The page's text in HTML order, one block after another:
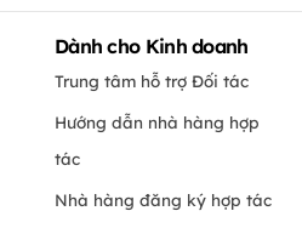
Dành cho Kinh doanh
Trung tâm hỗ trợ Đối tác
Hướng dẫn nhà hàng hợp
tác
Nhà hàng đăng ký hợp tác